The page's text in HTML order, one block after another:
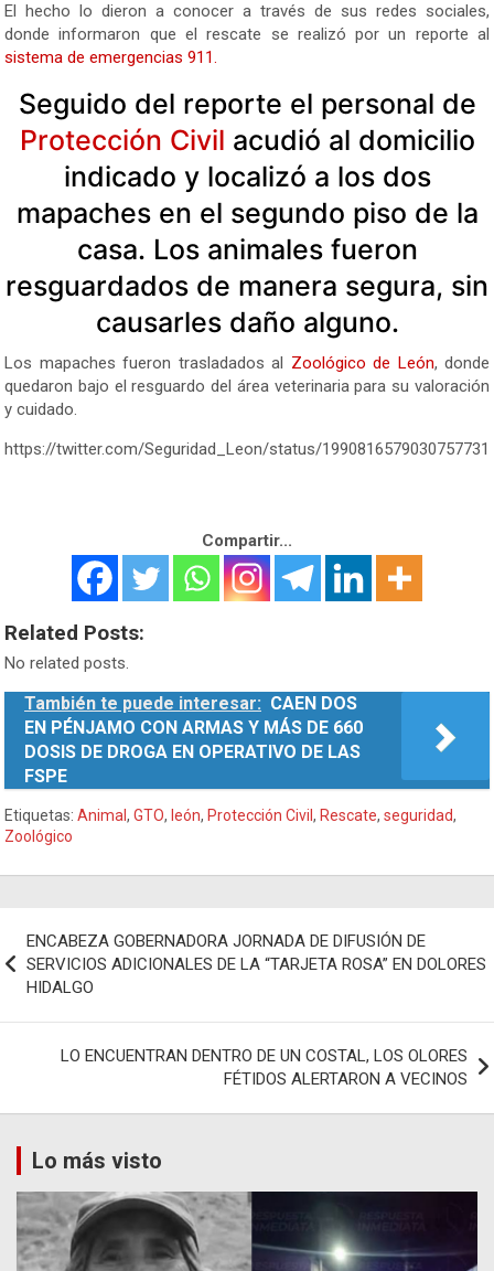
El hecho lo dieron a conocer a través de sus redes sociales,
donde informaron que el rescate se realizó por un reporte al
sistema de emergencias 911.
Seguido del reporte el personal de
Protección Civil acudió al domicilio
indicado ylocalizó a los dos
mapaches en el segundo piso de la
casa. Los animales fueron
resguardados de manera segura, sin
causarles daño alguno.
Los mapaches fueron trasladados al Zoológico de León, donde
quedaron bajo el resguardo del área veterinaria para su valoración
y cuidado.
https://twitter.com/Seguridad_Leon/status/1990816579030757731
Compartir...
Related Posts:
No related posts.
También te puede interesar: CAEN DOS
EN PÉNJAMO CON ARMAS Y MÁS DE 660
DOSIS DE DROGA EN OPERATIVO DE LAS
FSPE
Etiquetas: Animal , GTO, león, Protección Civil , Rescate, seguridad,
Zoológico
ENCABEZA GOBERNADORA JORNADA DE DIFUSIÓN DE
SERVICIOS ADICIONALES DE LA “TARJETA ROSA” EN DOLORES
HIDALGO
LO ENCUENTRAN DENTRO DE UN COSTAL, LOS OLORES
FÉTIDOS ALERTARON A VECINOS
Lo más visto